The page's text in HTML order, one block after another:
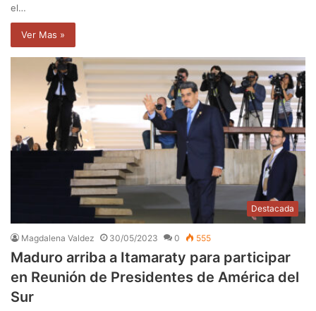
el…
Ver Mas »
Destacada
Magdalena Valdez 30/05/2023 0 555
Maduro arriba a Itamaraty para participar
en Reunión de Presidentes de América del
Sur